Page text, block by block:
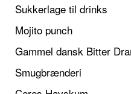
Sukkerlage til drinks
Mojito punch
Gammel dansk Bitter
Smugbrænderi